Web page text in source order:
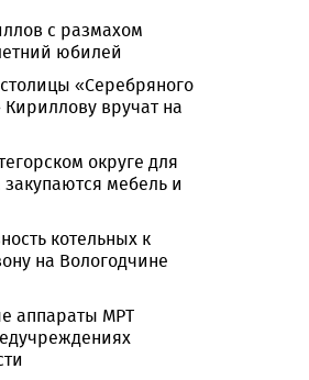
с размахом
юбилей
«Серебряного
вручат на
округе для
мебель и
котельных к
на Вологодчине
аппараты МРТ